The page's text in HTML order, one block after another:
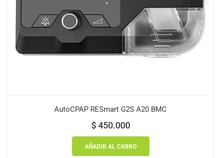
AutoCPAP RESmart G2S A20 BMC
$450.000
AÑADIR AL CARRO